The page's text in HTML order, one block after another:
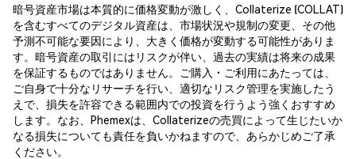
暗号資産市場は本質的に価格変動が激しく、Collaterize (COLLAT)
を含むすべてのデジタル資産は、市場状況や規制の変更、その他
予測不可能な要因により、大きく価格が変動する可能性がありま
す。暗号資産の取引にはリスクが伴い、過去の実績は将来の成果
を保証するものではありません。ご購入・ご利用にあたっては、
ご自身で十分なリサーチを行い、適切なリスク管理を実施したう
えで、損失を許容できる範囲内での投資を行うよう強くおすすめ
します。なお、Phemexは、Collaterizeの売買によって生じたいか
なる損失についても責任を負いかねますので、あらかじめご了承
ください。